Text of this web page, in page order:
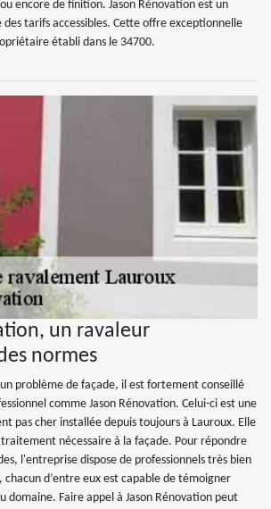
encore de finition. Jason Rénovation est un
tarifs accessibles. Cette offre exceptionnelle
établi dans le 34700.
un ravaleur
normes
problème de façade, il est fortement conseillé
comme Jason Rénovation. Celui-ci est une
pas cher installée depuis toujours à Lauroux. Elle
nécessaire à la façade. Pour répondre
l'entreprise dispose de professionnels très bien
chacun d’entre eux est capable de témoigner
domaine. Faire appel à Jason Rénovation peut